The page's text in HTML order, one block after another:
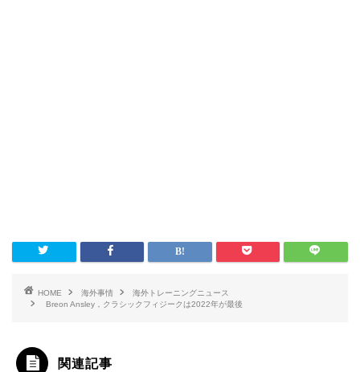
HOME 海外事情
海外トレーニングニュース
Breon Ansley，クラシックフィジークは2022年が最後
関連記事